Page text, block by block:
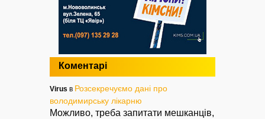
Коментарі
Virus в Розсекречуємо дані про
володимирську лікарню
Можливо, треба запитати мешканців,